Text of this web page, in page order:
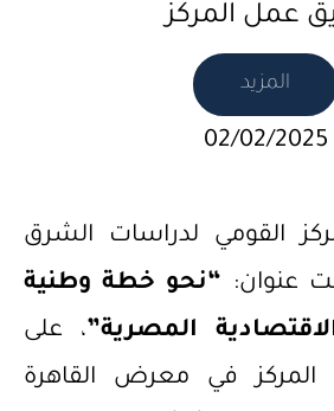
عمل المركز
المزيد
02/02/2025
القومي لدراسات الشرق
عنوان: “نحو خطة وطنية
المصرية”، على
في معرض القاهرة